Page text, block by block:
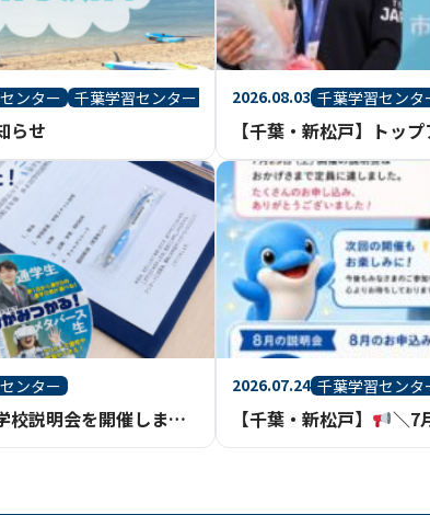
ンター 千葉学習センター
らせ
2026.08.03 千葉学習センタ
調理を楽しく学びました
ンター
【千葉・新松戸】学校説明会を開催しました！たくさんのご参加ありがとうございました
2026.07.24 千葉学習センタ
【千葉・新松戸】 ＼7月は満